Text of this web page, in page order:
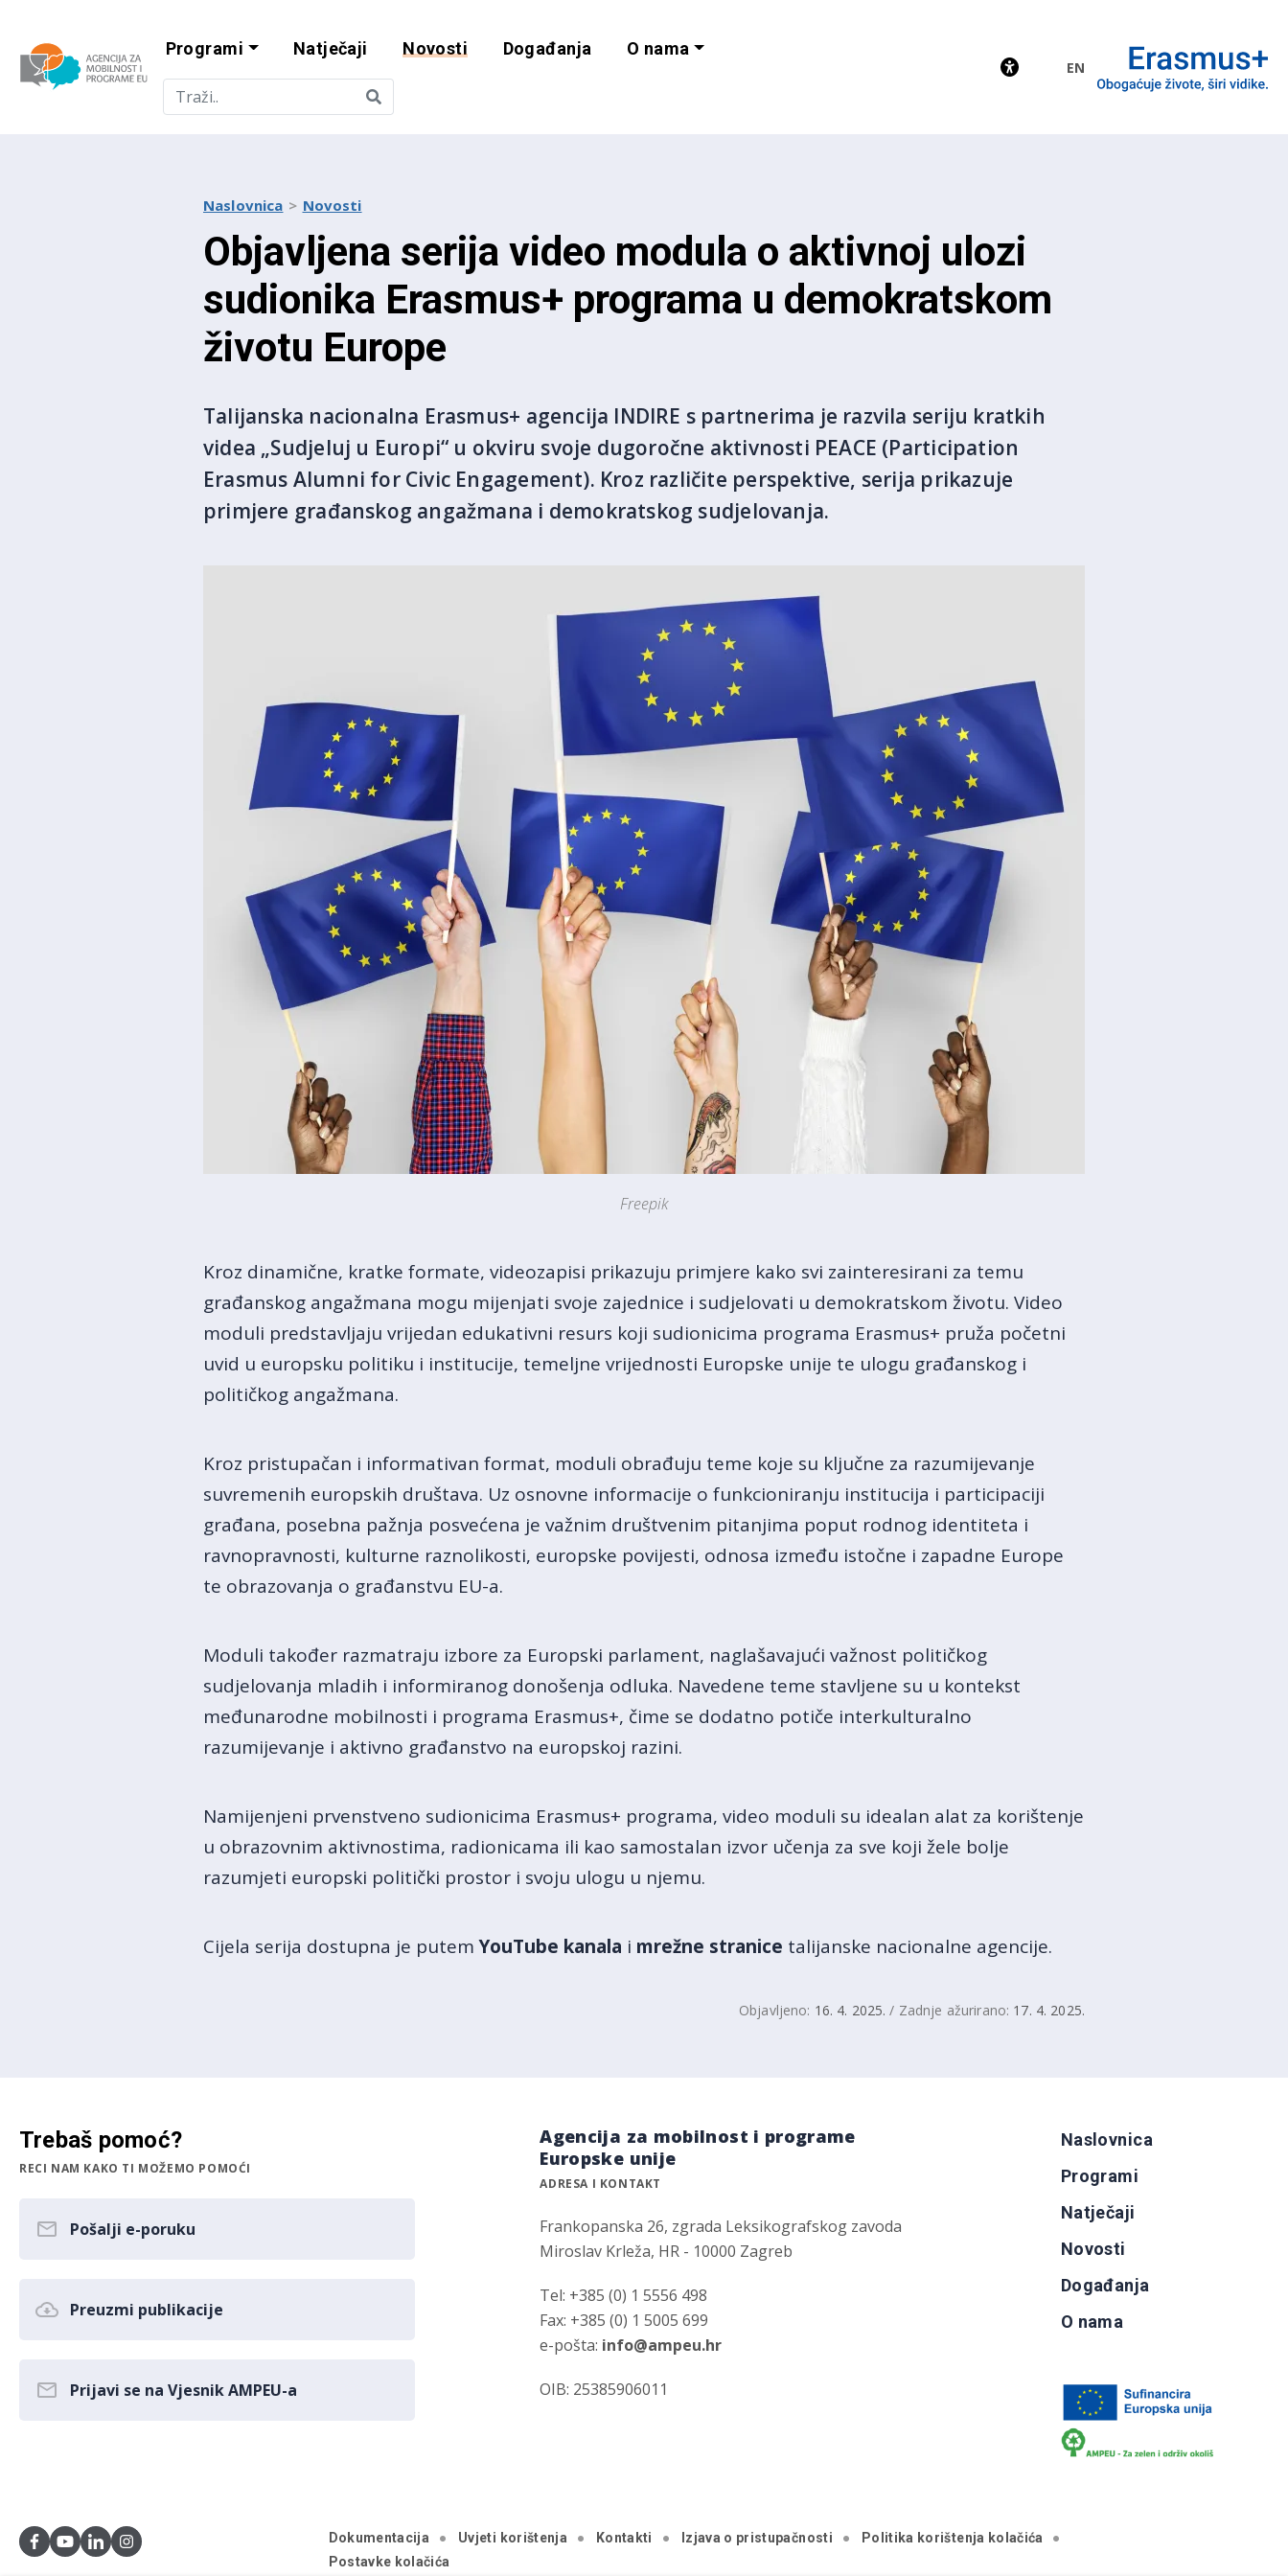
Agencija za mobilnost i programe EU
Programi Natječaji Novosti Događanja O nama
EN
Naslovnica Novosti
Objavljena serija video modula o aktivnoj ulozi
sudionika Erasmus+ programa u demokratskom
životu Europe
Talijanska nacionalna Erasmus+ agencija INDIRE s partnerima je razvila seriju kratkih
videa „Sudjeluj u Europi“ u okviru svoje dugoročne aktivnosti PEACE (Participation
Erasmus Alumni for Civic Engagement). Kroz različite perspektive, serija prikazuje
primjere građanskog angažmana i demokratskog sudjelovanja.
Freepik
Kroz dinamične, kratke formate, videozapisi prikazuju primjere kako svi zainteresirani za temu
građanskog angažmana mogu mijenjati svoje zajednice i sudjelovati u demokratskom životu.​ Video
moduli predstavljaju vrijedan edukativni resurs koji sudionicima programa Erasmus+ pruža početni
uvid u europsku politiku i institucije, temeljne vrijednosti Europske unije te ulogu građanskog i
političkog angažmana.
Kroz pristupačan i informativan format, moduli obrađuju teme koje su ključne za razumijevanje
suvremenih europskih društava. Uz osnovne informacije o funkcioniranju institucija i participaciji
građana, posebna pažnja posvećena je važnim društvenim pitanjima poput rodnog identiteta i
ravnopravnosti, kulturne raznolikosti, europske povijesti, odnosa između istočne i zapadne Europe
te obrazovanja o građanstvu EU-a.
Moduli također razmatraju izbore za Europski parlament, naglašavajući važnost političkog
sudjelovanja mladih i informiranog donošenja odluka. Navedene teme stavljene su u kontekst
međunarodne mobilnosti i programa Erasmus+, čime se dodatno potiče interkulturalno
razumijevanje i aktivno građanstvo na europskoj razini.
Namijenjeni prvenstveno sudionicima Erasmus+ programa, video moduli su idealan alat za korištenje
u obrazovnim aktivnostima, radionicama ili kao samostalan izvor učenja za sve koji žele bolje
razumjeti europski politički prostor i svoju ulogu u njemu.
Cijela serija dostupna je putemYouTube kanala i mrežne stranice talijanske nacionalne agencije.​
Objavljeno: 16. 4. 2025. / Zadnje ažurirano: 17. 4. 2025.
Trebaš pomoć?
RECI NAM KAKO TI MOŽEMO POMOĆI
Pošalji e-poruku
Preuzmi publikacije
Prijavi se na Vjesnik AMPEU-a
Agencija za mobilnost i programe
Europske unije
ADRESA I KONTAKT
Frankopanska 26, zgrada Leksikografskog zavoda
Miroslav Krleža, HR - 10000 Zagreb
Tel: +385 (0) 1 5556 498
Fax: +385 (0) 1 5005 699
e-pošta: info@ampeu.hr
OIB: 25385906011
Naslovnica
Programi
Natječaji
Novosti
Događanja
O nama
Dokumentacija Uvjeti korištenja Kontakti Izjava o pristupačnosti
Politika korištenja kolačića
Postavke kolačića